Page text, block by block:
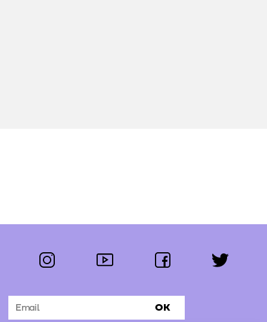
Segue-nos:
instagram youtube facebook twitter
Subscrever Newsletter OK